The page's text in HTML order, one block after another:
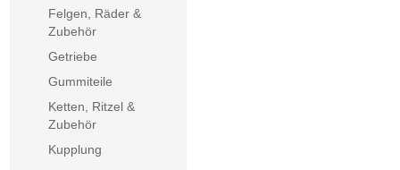
Felgen, Räder &
Zubehör
Getriebe
Gummiteile
Ketten, Ritzel &
Zubehör
Kupplung